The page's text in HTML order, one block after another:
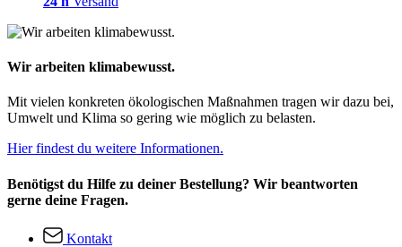
Wir arbeiten klimabewusst.
Mit vielen konkreten ökologischen Maßnahmen tragen wir dazu bei,
Umwelt und Klima so gering wie möglich zu belasten.
Hier findest du weitere Informationen.
Benötigst du Hilfe zu deiner Bestellung? Wir beantworten
gerne deine Fragen.
Kontakt